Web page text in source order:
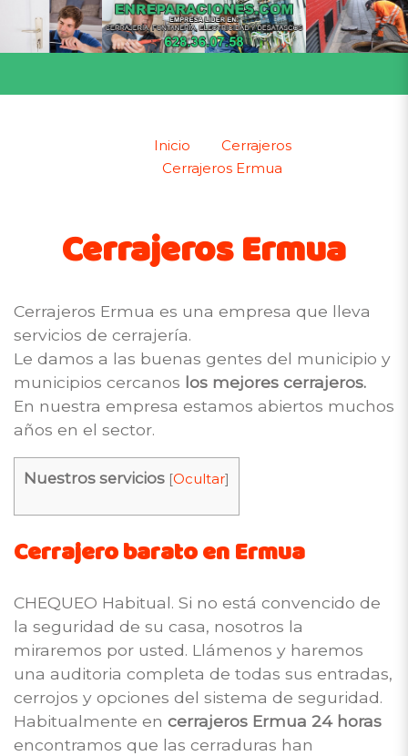
Inicio
Cerrajeros
Cerrajeros Ermua
Cerrajeros Ermua
Cerrajeros Ermua es una empresa que lleva
servicios de cerrajería.
Le damos a las buenas gentes del municipio y
municipios cercanos los mejores cerrajeros.
En nuestra empresa estamos abiertos muchos
años en el sector.
Nuestros servicios [Ocultar]
Cerrajero barato en Ermua
CHEQUEO Habitual. Si no está convencido de
la seguridad de su casa, nosotros la
miraremos por usted. Llámenos y haremos
una auditoria completa de todas sus entradas,
cerrojos y opciones del sistema de seguridad.
Habitualmente en cerrajeros Ermua 24 horas
encontramos que las cerraduras han